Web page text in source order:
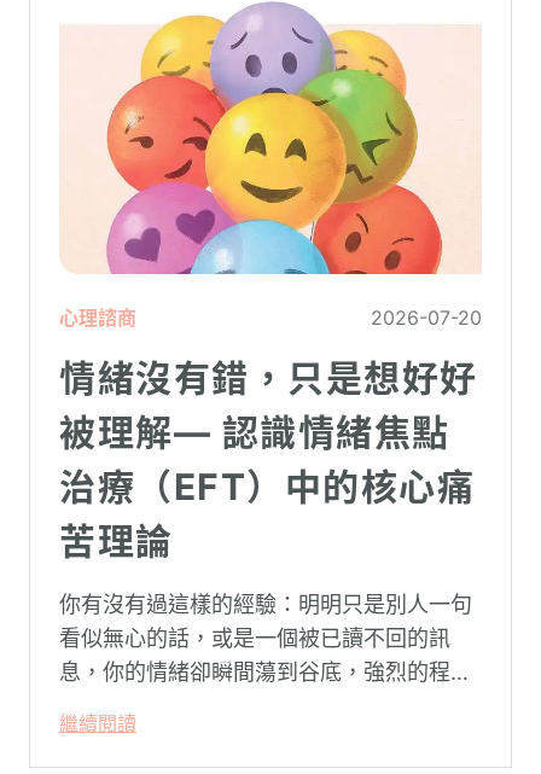
心理諮商 2026-07-20
情緒沒有錯，只是想好好
被理解— 認識情緒焦點
治療（EFT）中的核心痛
苦理論
你有沒有過這樣的經驗：明明只是別人一句
看似無心的話，或是一個被已讀不回的訊
息，你的情緒卻瞬間蕩到谷底，強烈的程度
怪：「事情真的有這麼嚴重嗎？」
繼續閱讀